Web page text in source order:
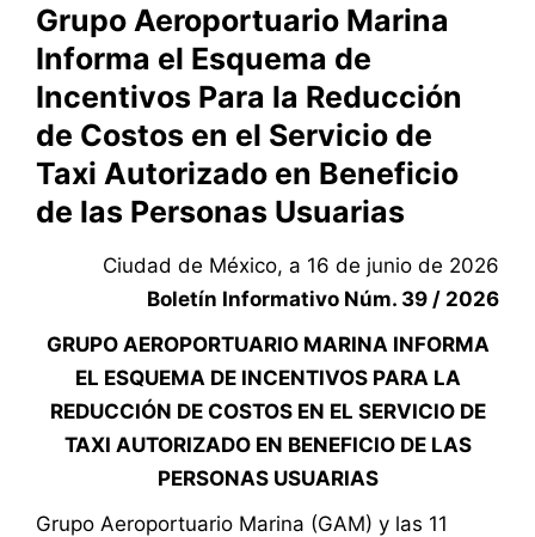
Grupo Aeroportuario Marina
Informa el Esquema de
Incentivos Para la Reducción
de Costos en el Servicio de
Taxi Autorizado en Beneficio
de las Personas Usuarias
Ciudad de México, a 16 de junio de 2026
Boletín Informativo Núm. 39 / 2026
GRUPO AEROPORTUARIO MARINA INFORMA
EL ESQUEMA DE INCENTIVOS PARA LA
REDUCCIÓN DE COSTOS EN EL SERVICIO DE
TAXI AUTORIZADO EN BENEFICIO DE LAS
PERSONAS USUARIAS
Grupo Aeroportuario Marina (GAM) y las 11